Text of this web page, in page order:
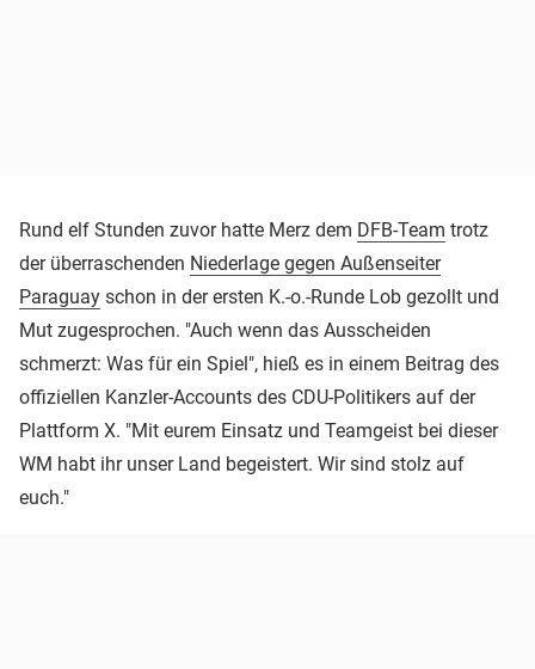
Rund elf Stunden zuvor hatte Merz dem DFB-Team trotz
der überraschenden Niederlage gegen Außenseiter
Paraguay schon in der ersten K.-o.-Runde Lob gezollt und
Mut zugesprochen. "Auch wenn das Ausscheiden
schmerzt: Was für ein Spiel", hieß es in einem Beitrag des
offiziellen Kanzler-Accounts des CDU-Politikers auf der
Plattform X. "Mit eurem Einsatz und Teamgeist bei dieser
WM habt ihr unser Land begeistert. Wir sind stolz auf
euch."